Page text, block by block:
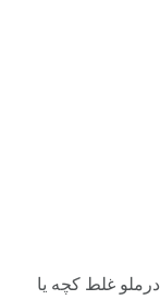
غلط کچه یا